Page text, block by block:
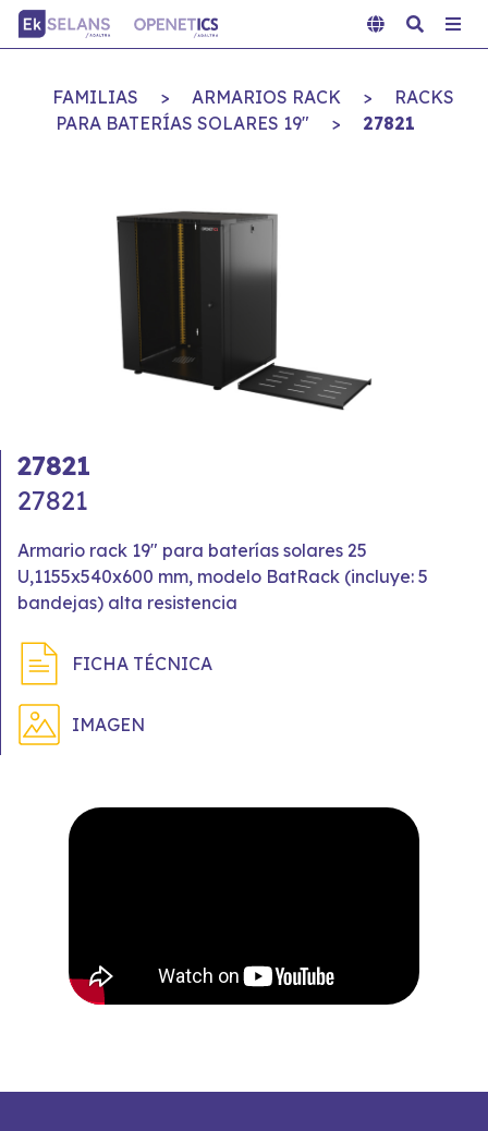
FAMILIAS > ARMARIOS RACK >
RACKS
PARA BATERÍAS SOLARES 19"
> 27821
27821
27821
Armario rack 19" para baterías solares 25
U,1155x540x600 mm, modelo BatRack (incluye: 5
bandejas) alta resistencia
FICHA TÉCNICA
IMAGEN